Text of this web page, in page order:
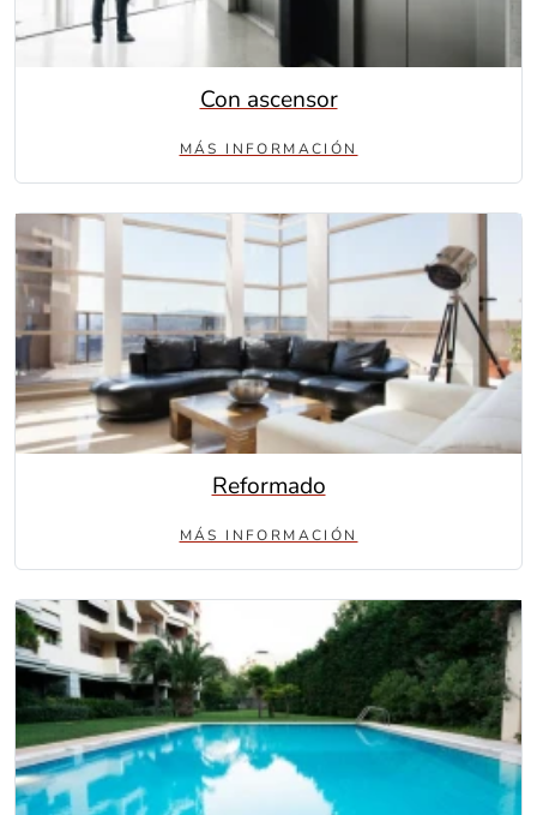
Con ascensor
MÁS INFORMACIÓN
Reformado
MÁS INFORMACIÓN